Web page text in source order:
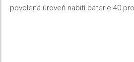
povolená úroveň nabití baterie 40